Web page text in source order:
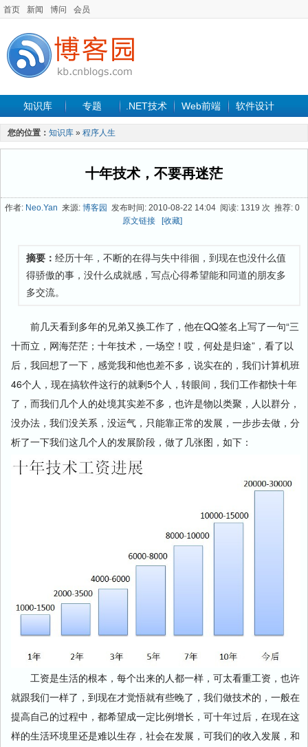
首页 新闻 博问 会员
知识库 专题 .NET技术 Web前端 软件设计
手机开发 软件工程
最新文章
您的位置： 知识库 » 程序人生
十年技术，不要再迷茫
作者: Neo.Yan 来源: 博客园 发布时间: 2010-08-22 14:04 阅读: 1319 次 推荐: 0
原文链接
[收藏]
摘要： 经历十年，不断的在得与失中徘徊，到现在也没什么值
得骄傲的事，没什么成就感，写点心得希望能和同道的朋友多
多交流。
前几天看到多年的兄弟又换工作了，他在QQ签名上写了一句“三
十而立，网海茫茫；十年技术，一场空！哎，何处是归途”，看了以
后，我回想了一下，感觉我和他也差不多，说实在的，我们计算机班
46个人，现在搞软件这行的就剩5个人，转眼间，我们工作都快十年
了，而我们几个人的处境其实差不多，也许是物以类聚，人以群分，
没办法，我们没关系，没运气，只能靠正常的发展，一步步去做，分
析了一下我们这几个人的发展阶段，做了几张图，如下：
工资是生活的根本，每个出来的人都一样，可太看重工资，也许
就跟我们一样了，到现在才觉悟就有些晚了，我们做技术的，一般在
提高自己的过程中，都希望成一定比例增长，可十年过后，在现在这
样的生活环境里还是难以生存，社会在发展，可我们的收入发展，和